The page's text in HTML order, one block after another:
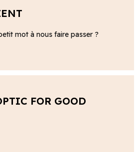
mot à nous faire passer ?
FOR GOOD